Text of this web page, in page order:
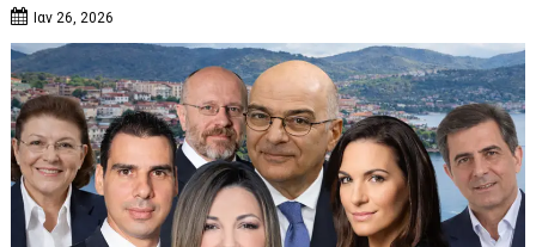
Ιαν 26, 2026